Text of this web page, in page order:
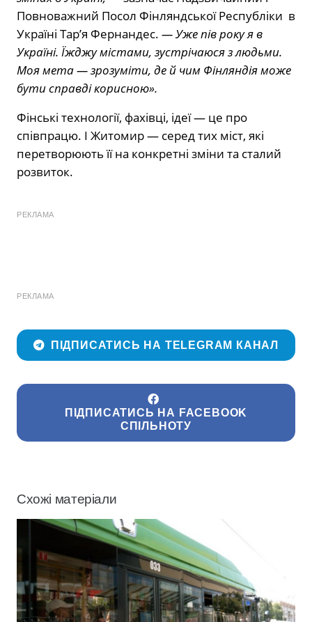
Повноважний Посол Фінляндської Республіки в
Україні Тар’я Фернандес. — Уже пів року я в
Україні. Їжджу містами, зустрічаюся з людьми.
Моя мета — зрозуміти, де й чим Фінляндія може
бути справді корисною».
Фінські технології, фахівці, ідеї — це про
співпрацю. І Житомир — серед тих міст, які
перетворюють її на конкретні зміни та сталий
розвиток.
РЕКЛАМА
РЕКЛАМА
ПІДПИСАТИСЬ НА TELEGRAM КАНАЛ
ПІДПИСАТИСЬ НА FACEBOOK
СПІЛЬНОТУ
Схожі матеріали